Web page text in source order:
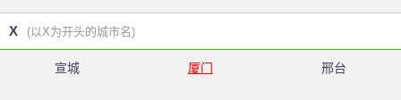
X (以X为开头的城市名)
宣城 厦门 邢台